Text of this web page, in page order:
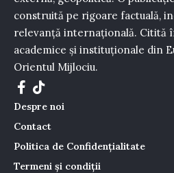
construită pe rigoare factuală,
relevanță internațională. Citită
academice și instituționale din
Orientul Mijlociu.
Despre noi
Contact
Politica de Confidențialitate
Termeni și condiții